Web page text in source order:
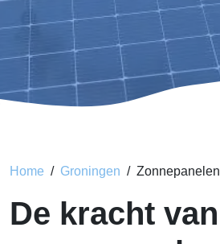
Home Groningen
De kracht van